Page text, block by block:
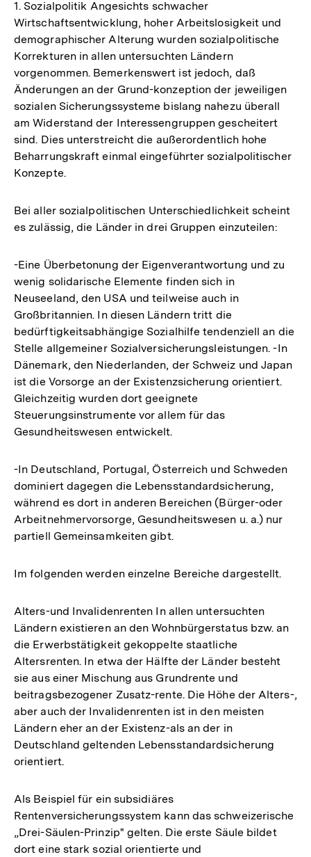
1. Sozialpolitik Angesichts schwacher
Wirtschaftsentwicklung, hoher Arbeitslosigkeit und
demographischer Alterung wurden sozialpolitische
Korrekturen in allen untersuchten Ländern
vorgenommen. Bemerkenswert ist jedoch, daß
Änderungen an der Grund-konzeption der jeweiligen
sozialen Sicherungssysteme bislang nahezu überall
am Widerstand der Interessengruppen gescheitert
sind. Dies unterstreicht die außerordentlich hohe
Beharrungskraft einmal eingeführter sozialpolitischer
Konzepte.
Bei aller sozialpolitischen Unterschiedlichkeit scheint
es zulässig, die Länder in drei Gruppen einzuteilen:
-Eine Überbetonung der Eigenverantwortung und zu
wenig solidarische Elemente finden sich in
Neuseeland, den USA und teilweise auch in
Großbritannien. In diesen Ländern tritt die
bedürftigkeitsabhängige Sozialhilfe tendenziell an die
Stelle allgemeiner Sozialversicherungsleistungen. -In
Dänemark, den Niederlanden, der Schweiz und Japan
ist die Vorsorge an der Existenzsicherung orientiert.
Gleichzeitig wurden dort geeignete
Steuerungsinstrumente vor allem für das
Gesundheitswesen entwickelt.
-In Deutschland, Portugal, Österreich und Schweden
dominiert dagegen die Lebensstandardsicherung,
während es dort in anderen Bereichen (Bürger-oder
Arbeitnehmervorsorge, Gesundheitswesen u. a.) nur
partiell Gemeinsamkeiten gibt.
Im folgenden werden einzelne Bereiche dargestellt.
Alters-und Invalidenrenten In allen untersuchten
Ländern existieren an den Wohnbürgerstatus bzw. an
die Erwerbstätigkeit gekoppelte staatliche
Altersrenten. In etwa der Hälfte der Länder besteht
sie aus einer Mischung aus Grundrente und
beitragsbezogener Zusatz-rente. Die Höhe der Alters-,
aber auch der Invalidenrenten ist in den meisten
Ländern eher an der Existenz-als an der in
Deutschland geltenden Lebensstandardsicherung
orientiert.
Als Beispiel für ein subsidiäres
Rentenversicherungssystem kann das schweizerische
„Drei-Säulen-Prinzip" gelten. Die erste Säule bildet
dort eine stark sozial orientierte und